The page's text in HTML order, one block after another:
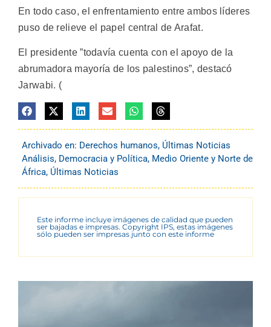
En todo caso, el enfrentamiento entre ambos líderes
puso de relieve el papel central de Arafat.
El presidente ”todavía cuenta con el apoyo de la
abrumadora mayoría de los palestinos”, destacó
Jarwabi. (
Archivado en: Derechos humanos, Últimas Noticias
Análisis, Democracia y Política, Medio Oriente y Norte de
África, Últimas Noticias
Este informe incluye imágenes de calidad que pueden
ser bajadas e impresas. Copyright IPS, estas imágenes
sólo pueden ser impresas junto con este informe